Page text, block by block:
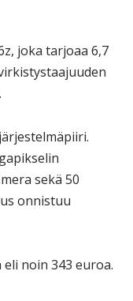
joka tarjoaa 6,7
sekä 50
onnistuu
noin 343 euroa.